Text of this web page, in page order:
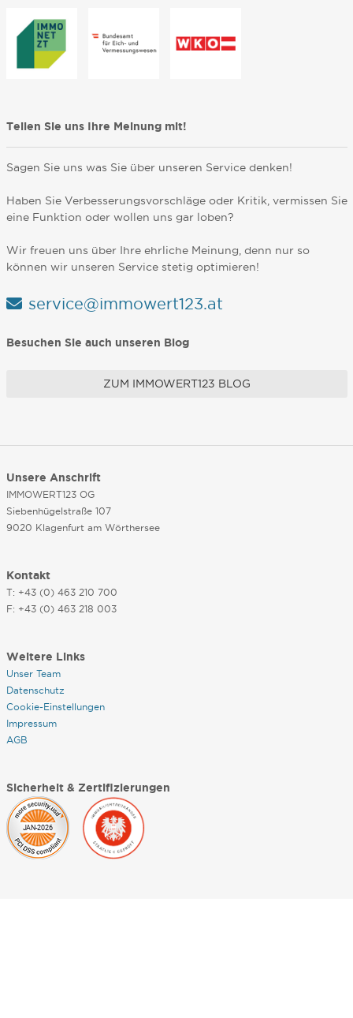
Teilen Sie uns Ihre Meinung mit!
Sagen Sie uns was Sie über unseren Service denken!
Haben Sie Verbesserungsvorschläge oder Kritik, vermissen Sie
eine Funktion oder wollen uns gar loben?
Wir freuen uns über Ihre ehrliche Meinung, denn nur so
können wir unseren Service stetig optimieren!
service@immowert123.at
Besuchen Sie auch unseren Blog
ZUM IMMOWERT123 BLOG
Unsere Anschrift
IMMOWERT123 OG
Siebenhügelstraße 107
9020 Klagenfurt am Wörthersee
Kontakt
T: +43 (0) 463 210 700
F: +43 (0) 463 218 003
Weitere Links
Unser Team
Datenschutz
Cookie-Einstellungen
Impressum
AGB
Sicherheit & Zertifizierungen